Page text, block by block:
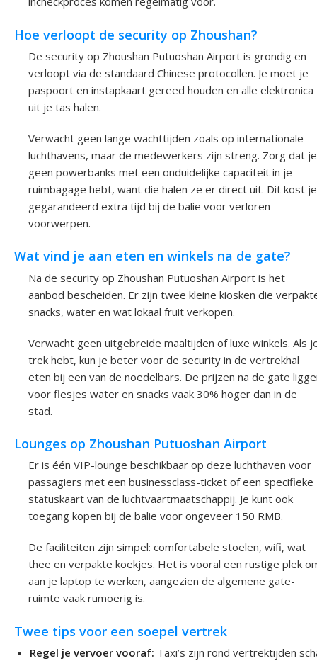
Hoe verloopt de security op Zhoushan?
De security op Zhoushan Putuoshan Airport is grondig en
verloopt via de standaard Chinese protocollen. Je moet je
paspoort en instapkaart gereed houden en alle elektronica
uit je tas halen.
Verwacht geen lange wachttijden zoals op internationale
luchthavens, maar de medewerkers zijn streng. Zorg dat je
geen powerbanks met een onduidelijke capaciteit in je
ruimbagage hebt, want die halen ze er direct uit. Dit kost je
gegarandeerd extra tijd bij de balie voor verloren
voorwerpen.
Wat vind je aan eten en winkels na de gate?
Na de security op Zhoushan Putuoshan Airport is het
aanbod bescheiden. Er zijn twee kleine kiosken die
snacks, water en wat lokaal fruit verkopen.
Verwacht geen uitgebreide maaltijden of luxe winkels. Als
trek hebt, kun je beter voor de security in de vertrekhal
eten bij een van de noedelbars. De prijzen na de gate
voor flesjes water en snacks vaak 30% hoger dan in de
stad.
Lounges op Zhoushan Putuoshan Airport
Er is één VIP-lounge beschikbaar op deze luchthaven voor
passagiers met een businessclass-ticket of een specifieke
statuskaart van de luchtvaartmaatschappij. Je kunt ook
toegang kopen bij de balie voor ongeveer 150 RMB.
De faciliteiten zijn simpel: comfortabele stoelen, wifi, wat
thee en verpakte koekjes. Het is vooral een rustige plek
aan je laptop te werken, aangezien de algemene gate-
ruimte vaak rumoerig is.
Twee tips voor een soepel vertrek
Regel je vervoer vooraf: Taxi’s zijn rond vertrektijden